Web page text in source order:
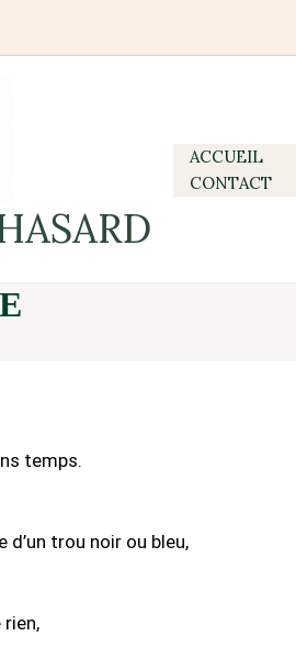
ACCUEIL
CONTACT
temps.
d’un trou noir ou bleu,
rien,